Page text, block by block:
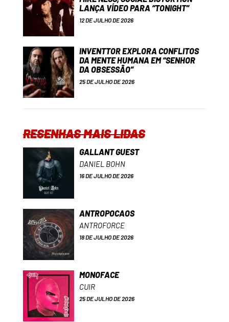
LANÇA VÍDEO PARA “TONIGHT”
12 DE JULHO DE 2026
INVENTTOR EXPLORA CONFLITOS
DA MENTE HUMANA EM “SENHOR
DA OBSESSÃO”
25 DE JULHO DE 2026
RESENHAS MAIS LIDAS
GALLANT GUEST
DANIEL BOHN
16 DE JULHO DE 2026
ANTROPOCAOS
ANTROFORCE
18 DE JULHO DE 2026
MONOFACE
CUIR
25 DE JULHO DE 2026